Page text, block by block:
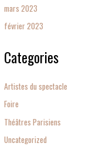
mars 2023
février 2023
Categories
Artistes du spectacle
Foire
Théâtres Parisiens
Uncategorized